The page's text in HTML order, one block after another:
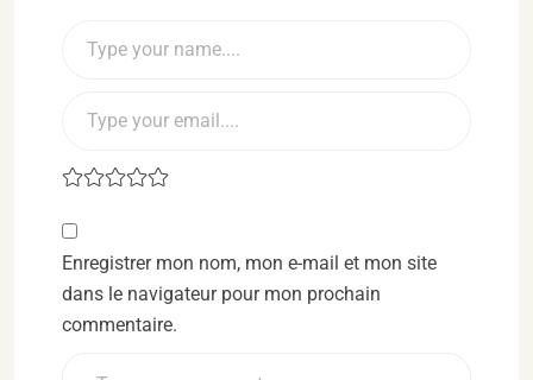
Enregistrer mon nom, mon e-mail et mon site
dans le navigateur pour mon prochain
commentaire.